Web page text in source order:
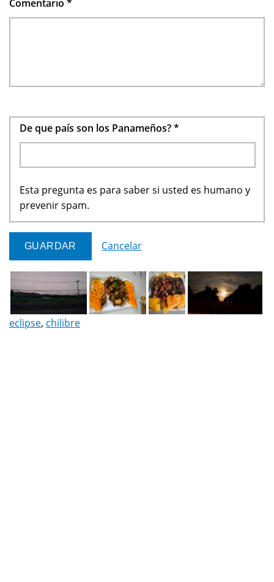
Comentario *
De que país son los Panameños?*
Esta pregunta es para saber si usted es humano y
prevenir spam.
Cancelar
eclipse, chilibre